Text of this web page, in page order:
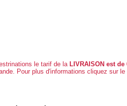
le tarif de la LIVRAISON est de
Pour plus d'informations cliquez sur le